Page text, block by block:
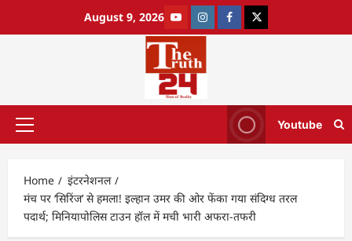
August 9, 2026
Youtube
Home
इंटरनेशनल
मंच पर ‘सिरिंज’ से हमला! इल्हान उमर की ओर फेंका गया संदिग्ध तरल
पदार्थ; मिनियापोलिस टाउन हॉल में मची भारी अफरा-तफरी